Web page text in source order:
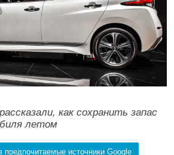
как сохранить запас
летом
предпочитаемые источники Google